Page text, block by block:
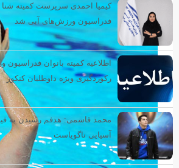
کیمیا احمدی سرپرست کمیته شنا
فدراسیون ورزش‌های آبی شد
اطلاعیه کمیته بانوان فدراسیون
رکوردگیری ویژه داوطلبان کنکور
آسیایی ناگویاست